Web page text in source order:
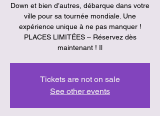
Down et bien d’autres, débarque dans votre
ville pour sa tournée mondiale. Une
expérience unique à ne pas manquer !
PLACES LIMITÉES – Réservez dès
maintenant ! Il
Tickets are not on sale
See other events